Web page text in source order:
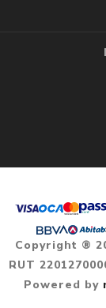
Copyright ®
RUT
Powered by